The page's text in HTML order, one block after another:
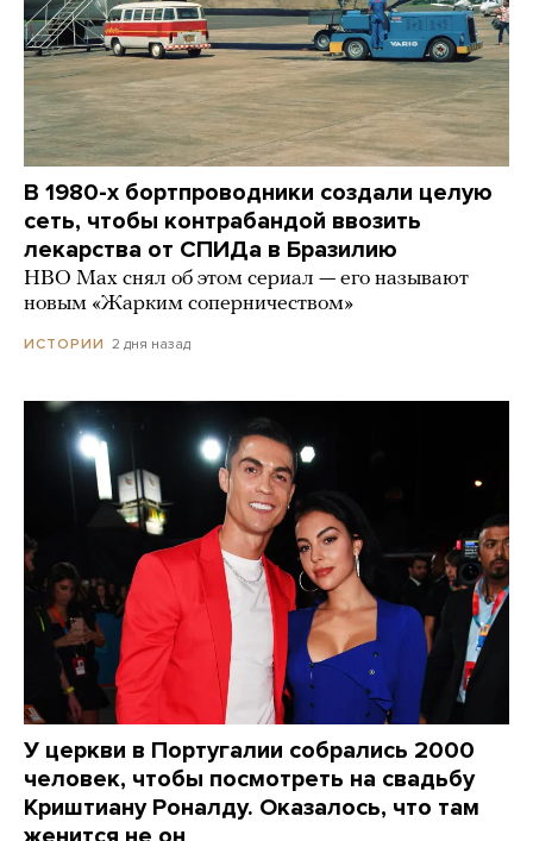
В 1980-х бортпроводники создали целую
сеть, чтобы контрабандой ввозить
лекарства от СПИДа в Бразилию
HBO Max снял об этом сериал — его называют
новым «Жарким соперничеством»
ИСТОРИИ 2 дня назад
У церкви в Португалии собрались 2000
человек, чтобы посмотреть на свадьбу
Криштиану Роналду. Оказалось, что там